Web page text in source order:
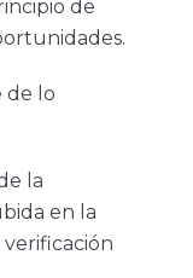
de
de lo
la
en la